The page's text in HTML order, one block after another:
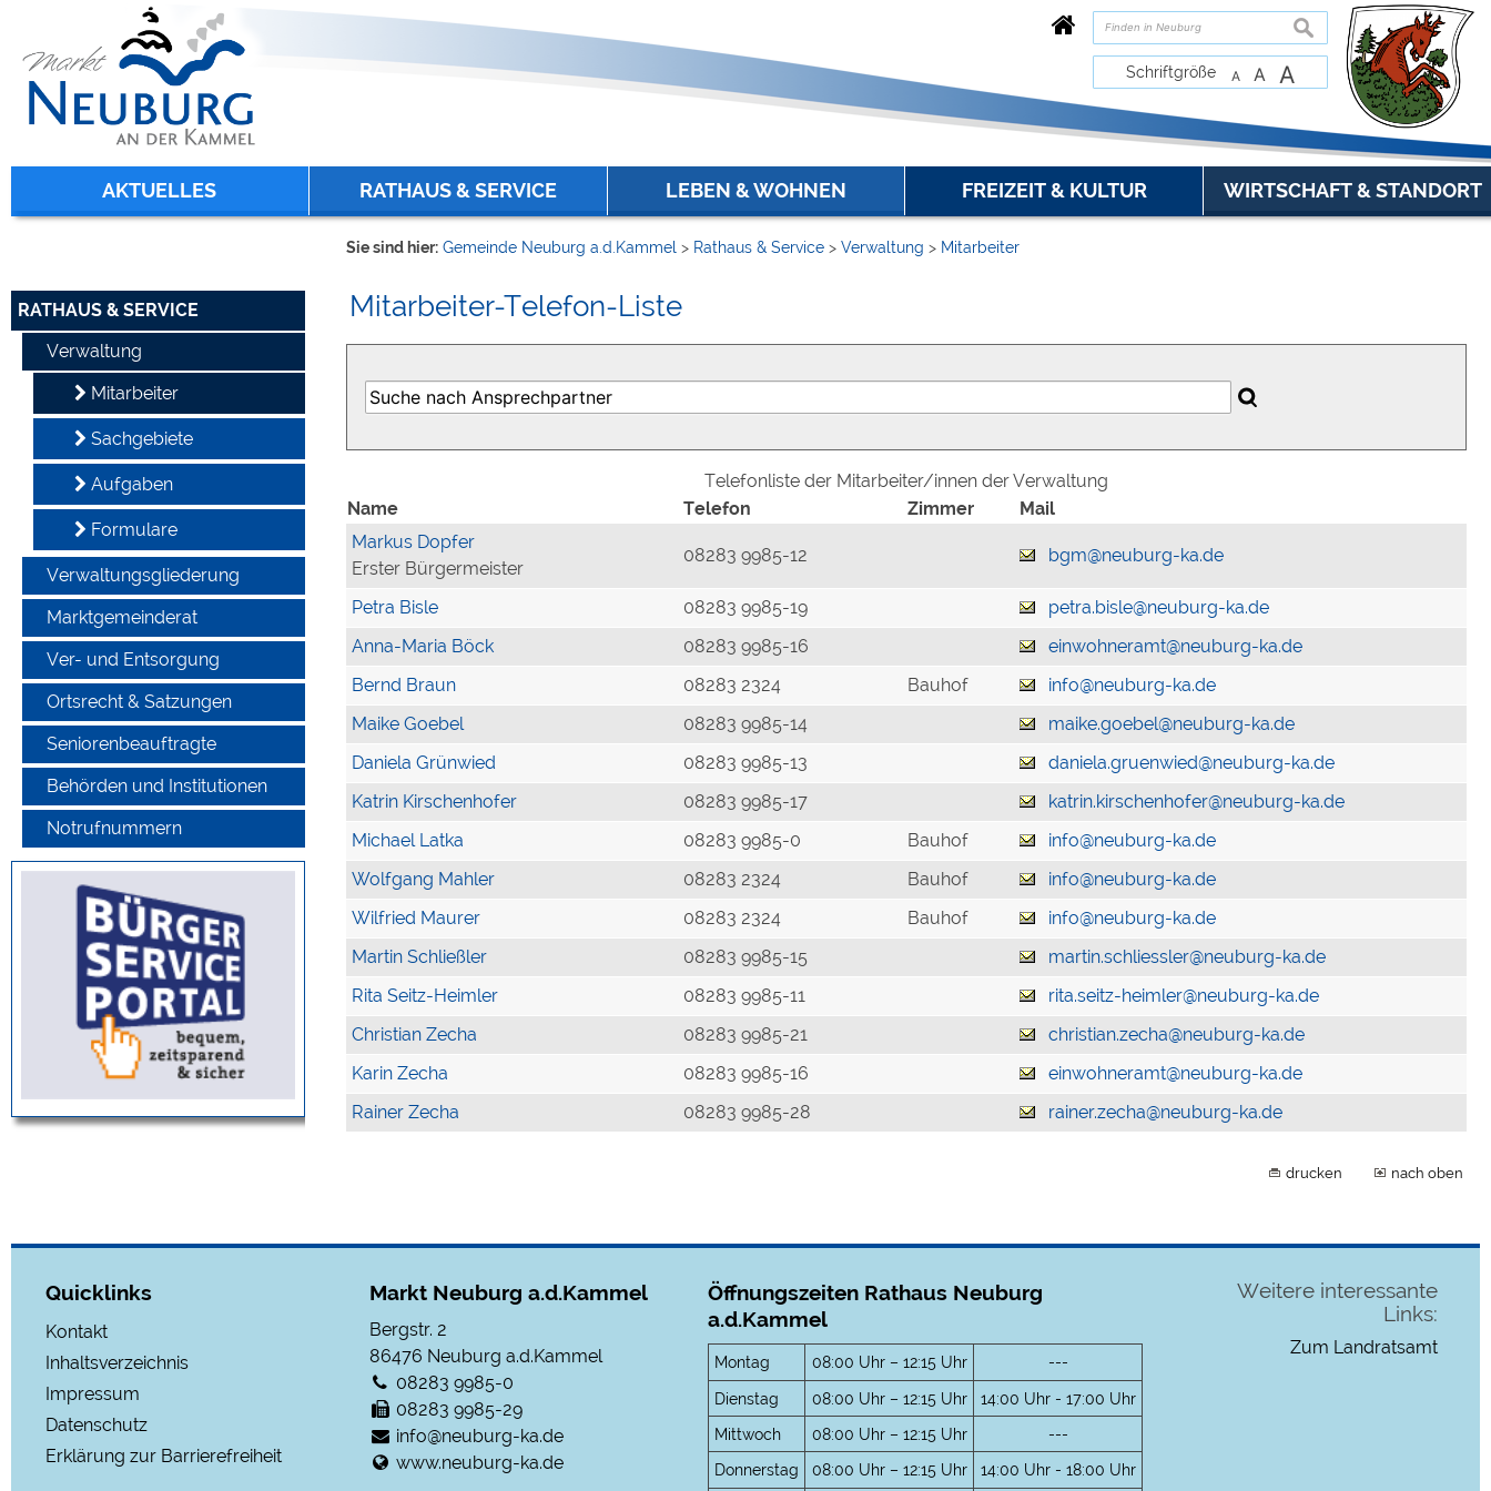
zur Navigation oder zur Startseitespringen.
suchen
Schriftgröße A A A
AKTUELLES RATHAUS & SERVICE LEBEN & WOHNEN FREIZEIT & KULTUR WIRTSCHAFT & STANDORT
RATHAUS & SERVICE
Verwaltung
Mitarbeiter
Sachgebiete
Aufgaben
Formulare
Verwaltungsgliederung
Marktgemeinderat
Ver- und Entsorgung
Ortsrecht & Satzungen
Seniorenbeauftragte
Behörden und Institutionen
Notrufnummern
Sie sind hier: Gemeinde Neuburg a.d.Kammel > Rathaus & Service > Verwaltung > Mitarbeiter
Mitarbeiter-Telefon-Liste
Telefonliste der Mitarbeiter/innen der Verwaltung
Name
Telefon Zimmer
Mail
Markus Dopfer
Erster Bürgermeister
08283 9985-12 bgm@neuburg-ka.de
Petra Bisle 08283 9985-19
petra.bisle@neuburg-ka.de
Anna-Maria Böck
08283 9985-16
einwohneramt@neuburg-ka.de
Bernd Braun
08283 2324 Bauhof
info@neuburg-ka.de
Maike Goebel
08283 9985-14
maike.goebel@neuburg-ka.de
Daniela Grünwied
08283 9985-13
daniela.gruenwied@neuburg-ka.de
Katrin Kirschenhofer
08283 9985-17
katrin.kirschenhofer@neuburg-ka.de
Michael Latka
08283 9985-0 Bauhof
info@neuburg-ka.de
Wolfgang Mahler
08283 2324 Bauhof
info@neuburg-ka.de
Wilfried Maurer
08283 2324 Bauhof
info@neuburg-ka.de
Martin Schließler
08283 9985-15
martin.schliessler@neuburg-ka.de
Rita Seitz-Heimler
08283 9985-11
rita.seitz-heimler@neuburg-ka.de
Christian Zecha
08283 9985-21
christian.zecha@neuburg-ka.de
Karin Zecha
08283 9985-16
einwohneramt@neuburg-ka.de
Rainer Zecha
08283 9985-28 rainer.zecha@neuburg-ka.de
drucken nach oben
Quicklinks
Kontakt
Inhaltsverzeichnis
Impressum
Datenschutz
Erklärung zur Barrierefreiheit
Markt Neuburg a.d.Kammel
Bergstr. 2
86476 Neuburg a.d.Kammel
08283 9985-0
08283 9985-29
info@neuburg-ka.de
www.neuburg-ka.de
Öffnungszeiten Rathaus Neuburg
a.d.Kammel
Montag 08:00 Uhr – 12:15 Uhr
---
Dienstag
08:00 Uhr – 12:15 Uhr
14:00 Uhr - 17:00 Uhr
Mittwoch
08:00 Uhr – 12:15 Uhr
---
Donnerstag
08:00 Uhr – 12:15 Uhr 14:00 Uhr - 18:00 Uhr
Weitere interessante
Links:
Zum Landratsamt